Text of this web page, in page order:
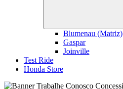
Blumenau (Matriz)
Gaspar
Joinville
Test Ride
Honda Store